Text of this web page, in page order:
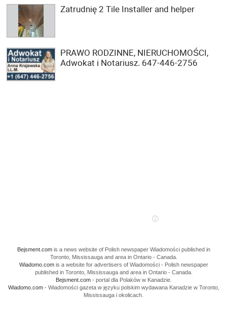
Zatrudnię 2 Tile Installer and helper
PRAWO RODZINNE, NIERUCHOMOŚCI,
Adwokat i Notariusz. 647-446-2756
Bejsment.comis a news website of Polish newspaper Wiadomości published in
Toronto, Mississauga and area in Ontario - Canada.
Wiadomo.comis a website for advertisers of Wiadomości - Polish newspaper
published in Toronto, Mississauga and area in Ontario - Canada.
Bejsment.com- portal dla Polaków w Kanadzie.
Wiadomo.com- Wiadomości gazeta w języku polskim wydawana Kanadzie w Toronto,
Mississauga i okolicach.